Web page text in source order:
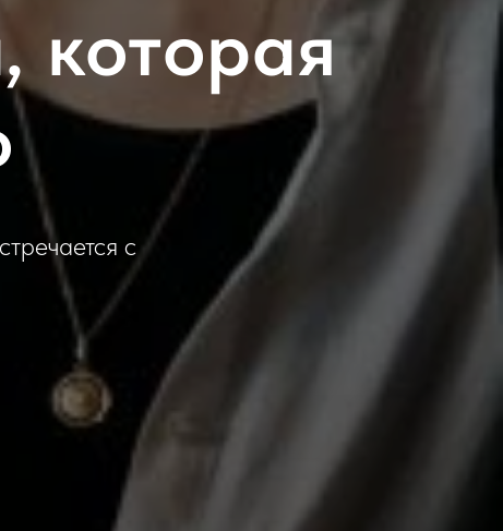
которая
с